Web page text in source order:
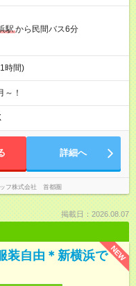
駅から民間バス6分
時間)
！
詳細へ
フ株式会社 首都圏
掲載日：2026.08.07
NEW
装自由＊新横浜で